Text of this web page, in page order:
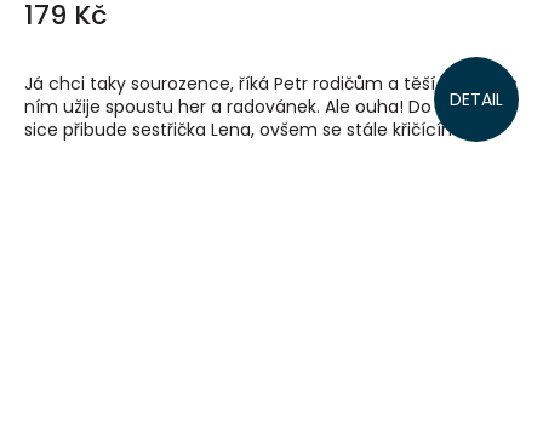
179 Kč
DETAIL
Já chci taky sourozence, říká Petr rodičům a těší se, že si s
ním užije spoustu her a radovánek. Ale ouha! Do rodiny
sice přibude sestřička Lena, ovšem se stále křičícím...